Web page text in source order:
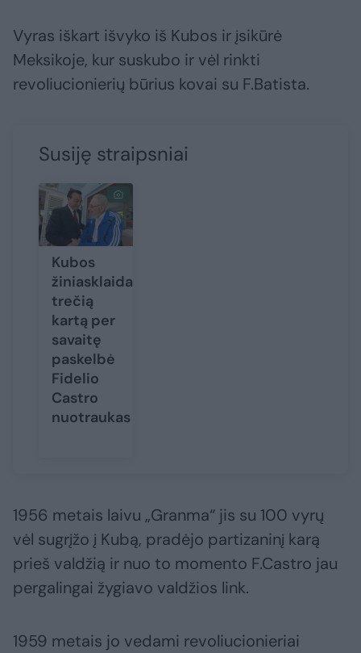
Vyras iškart išvyko iš Kubos ir įsikūrė
Meksikoje, kur suskubo ir vėl rinkti
revoliucionierių būrius kovai su F.Batista.
Susiję straipsniai
Kubos
žiniasklaida
trečią
kartą per
savaitę
paskelbė
Fidelio
Castro
nuotraukas
1956 metais laivu „Granma“ jis su 100 vyrų
vėl sugrįžo į Kubą, pradėjo partizaninį karą
prieš valdžią ir nuo to momento F.Castro jau
pergalingai žygiavo valdžios link.
1959 metais jo vedami revoliucionieriai